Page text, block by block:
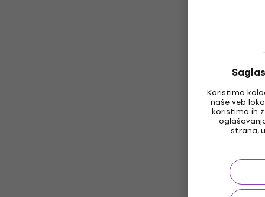
Koristimo
naše veb
koristimo ih
strana,